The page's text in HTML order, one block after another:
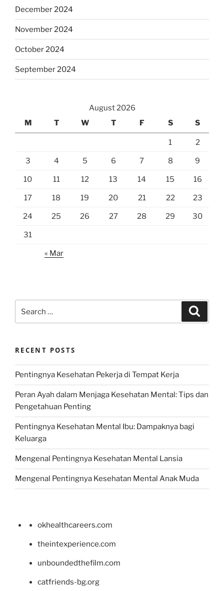
December 2024
November 2024
October 2024
September 2024
August 2026
M
T W T F S S
1 2
3 4 5 6 7 8 9
10 11 12 13 14 15 16
17 18 19 20 21 22 23
24 25 26 27 28 29 30
31
« Mar
for:
RECENT POSTS
Pentingnya Kesehatan Pekerja di Tempat Kerja
Peran Ayah dalam Menjaga Kesehatan Mental: Tips dan
Pengetahuan Penting
Pentingnya Kesehatan Mental Ibu: Dampaknya bagi
Keluarga
Mengenal Pentingnya Kesehatan Mental Lansia
Mengenal Pentingnya Kesehatan Mental Anak Muda
okhealthcareers.com
theintexperience.com
unboundedthefilm.com
catfriends-bg.org